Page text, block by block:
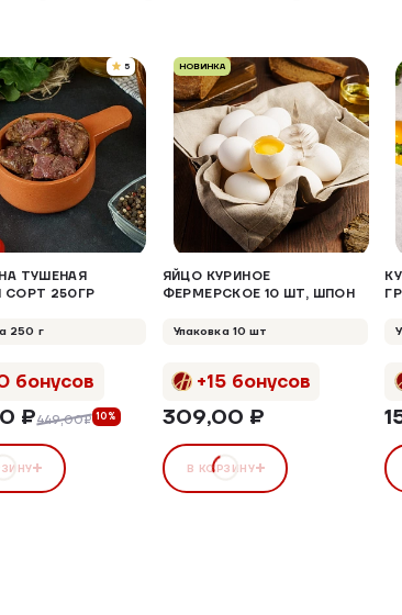
5
ТУШЕНАЯ
250ГР
250 г
бонусов
₽449,00₽ 10%
НОВИНКА
ЯЙЦО КУРИНОЕ
ФЕРМЕРСКОЕ 10 ШТ, ШПОН
Упаковка 10 шт
+15 бонусов
309,00 ₽
В КОРЗИНУ